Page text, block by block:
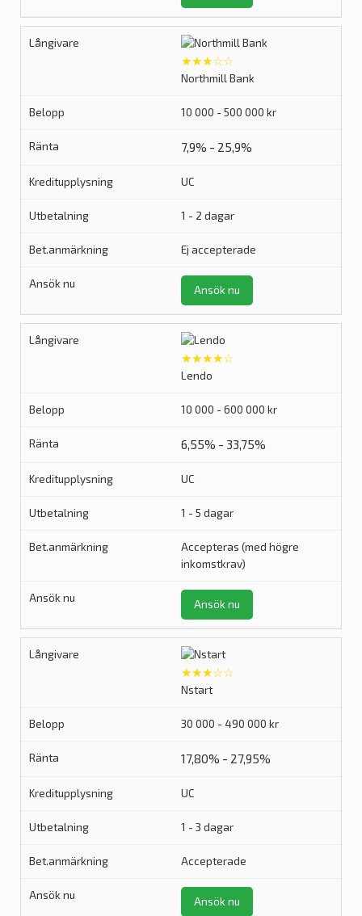
★★★☆☆
Northmill Bank
10 000 - 500 000 kr
7,9% - 25,9%
UC
1 - 2 dagar
Ej accepterade
Ansök nu
★★★★☆
Lendo
10 000 - 600 000 kr
6,55% - 33,75%
UC
1 - 5 dagar
Accepteras (med högre
inkomstkrav)
Ansök nu
★★★☆☆
Nstart
30 000 - 490 000 kr
17,80% - 27,95%
UC
1 - 3 dagar
Accepterade
Ansök nu